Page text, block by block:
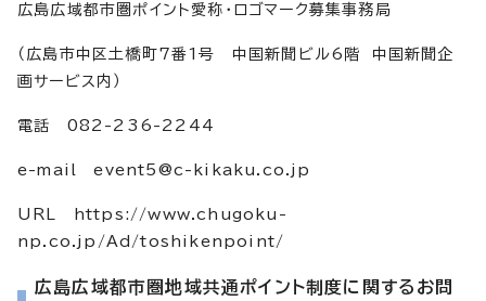
広島広域都市圏ポイント愛称・ロゴマーク募集事務局
（広島市中区土橋町7番1号 中国新聞ビル6階 中国新聞企
画サービス内）
電話 082-236-2244
e-mailevent5@c-kikaku.co.jp
URL https://www.chugoku-
np.co.jp/Ad/toshikenpoint/
広島広域都市圏地域共通ポイント制度に関するお問